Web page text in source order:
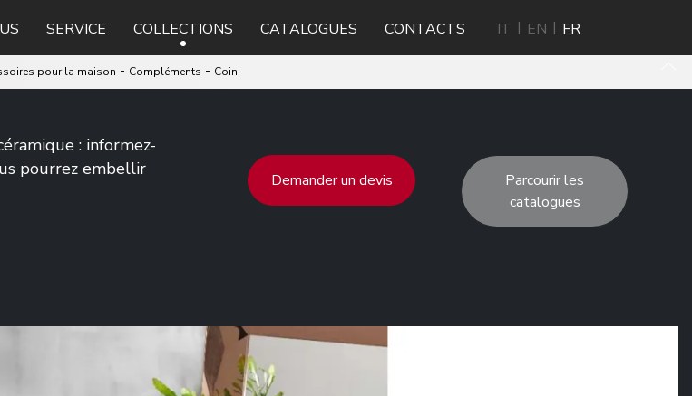
SERVICE COLLECTIONS CATALOGUES CONTACTS IT EN FR
pour la maison - Compléments - Coin
: informez-
pourrez embellir
Demander un devis
Parcourir les
catalogues